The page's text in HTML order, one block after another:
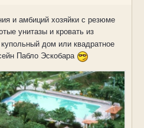
и амбиций хозяйки с резюме
унитазы и кровать из
дом или квадратное
Пабло Эскобара